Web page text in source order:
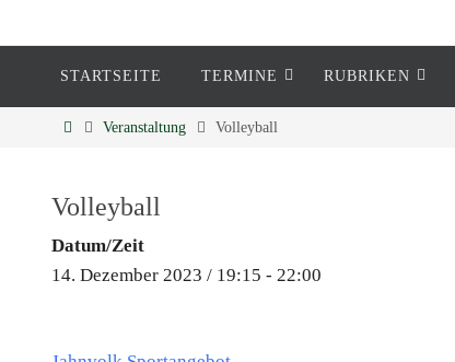
Eckenheim
STARTSEITE TERMINE RUBRIKEN
Veranstaltung Volleyball
Volleyball
Datum/Zeit
14. Dezember 2023 / 19:15 - 22:00